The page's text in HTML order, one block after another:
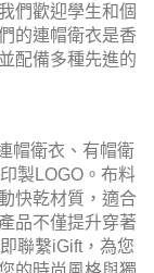
們歡迎學生和個
的連帽衛衣是香
配備多種先進的
帽衛衣、有帽衛
製LOGO。布料
快乾材質，適合
品不僅提升穿著
聯繫iGift，為您